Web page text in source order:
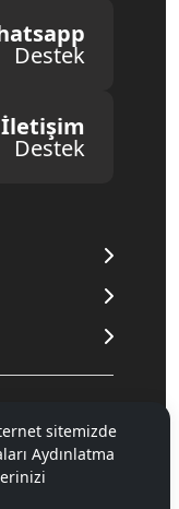
Destek
İletişim
Destek
sitemizde
Aydınlatma